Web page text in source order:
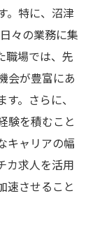
。特に、沼津
々の業務に集
職場では、先
会が豊富にあ
。さらに、
験を積むこと
キャリアの幅
カ求人を活用
速させること